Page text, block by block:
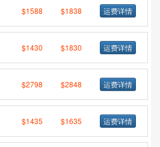
$1588 $1838 运费详情
$1430 $1830 运费详情
$2798 $2848 运费详情
$1435 $1635 运费详情